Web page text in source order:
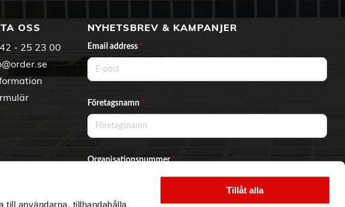
till användarna, tillhandahålla
Tillåt alla
OSS
- 25 23 00
NYHETSBREV & KAMPANJER
Email address *
Företagsnamn *
Organisationsnummer*